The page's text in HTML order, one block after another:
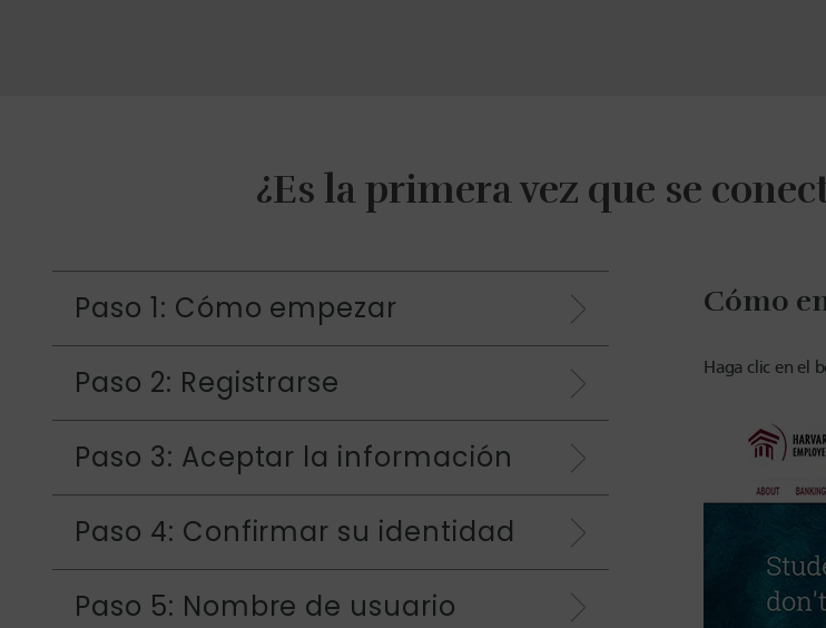
¿Es la primera vez que se
Paso 1: Cómo empezar
Paso 2: Registrarse
Paso 3: Aceptar la información
Paso 4: Confirmar su identidad
Paso 5: Nombre de usuario
Cómo
Haga clic en el